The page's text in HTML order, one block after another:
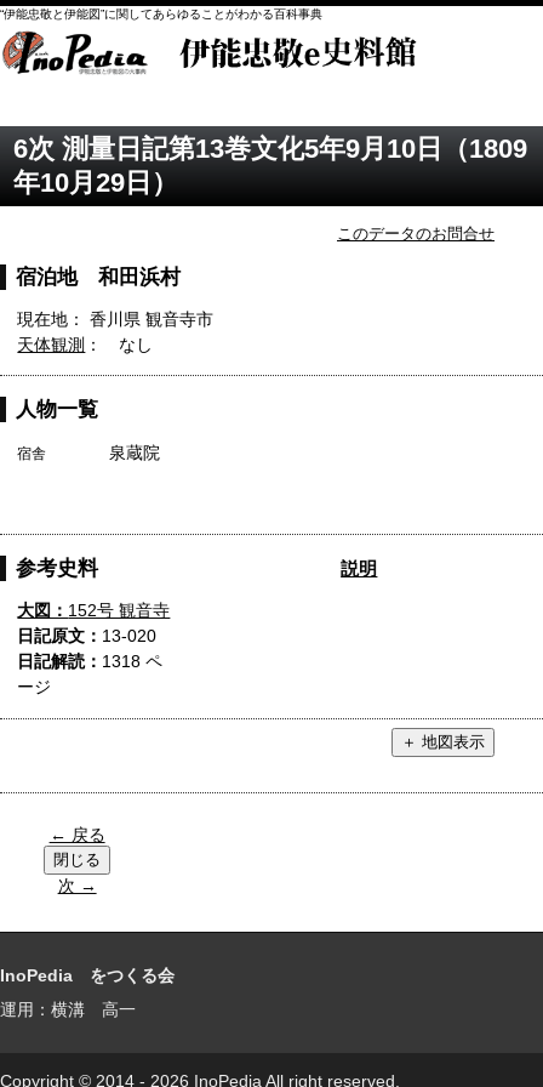
“伊能忠敬と伊能図”に関してあらゆることがわかる百科事典
6次 測量日記第13巻文化5年9月10日（1809
年10月29日）
このデータのお問合せ
宿泊地 和田浜村
現在地： 香川県 観音寺市
天体観測 ： なし
人物一覧
宿舎 泉蔵院
参考史料 説明
大図： 152号 観音寺
日記原文： 13-020
日記解読： 1318 ペ
ージ
← 戻る
次 →
InoPedia をつくる会
運用：横溝 高一
Copyright © 2014 - 2026 InoPedia All right reserved.